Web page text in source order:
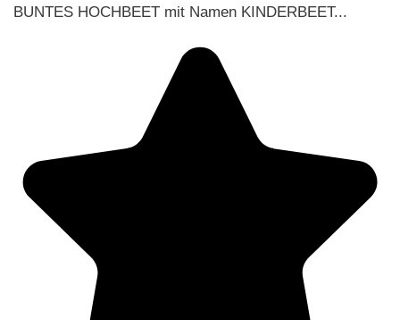
BUNTES HOCHBEET mit Namen KINDERBEET...